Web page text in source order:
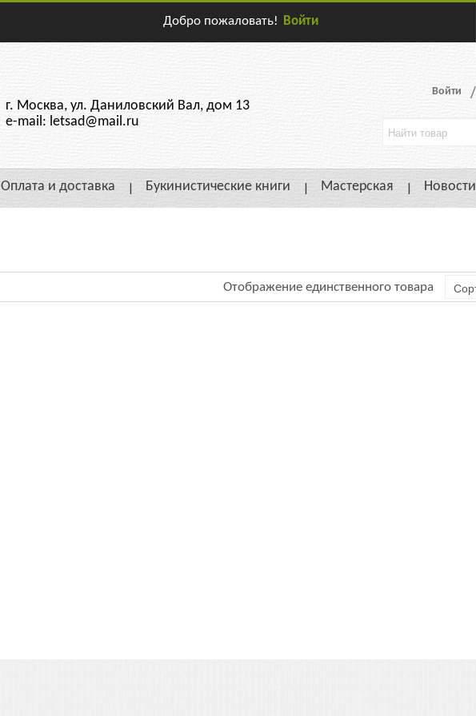
Добро пожаловать! Войти
г. Москва, ул. Даниловский Вал, дом 13
e-mail: letsad@mail.ru
Войти
Оплата и доставка Букинистические книги Мастерская Новости
Отображение единственного товара